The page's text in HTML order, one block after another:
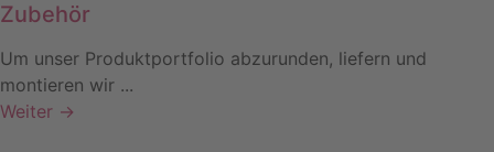
Zubehör
Um unser Produktportfolio abzurunden, liefern und
montieren wir ...
Weiter →